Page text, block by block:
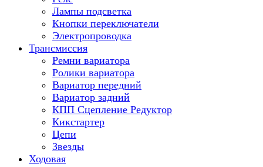
Лампы подсветка
Кнопки переключатели
Электропроводка
Трансмиссия
Ремни вариатора
Ролики вариатора
Вариатор передний
Вариатор задний
КПП Сцепление Редуктор
Кикстартер
Цепи
Звезды
Ходовая